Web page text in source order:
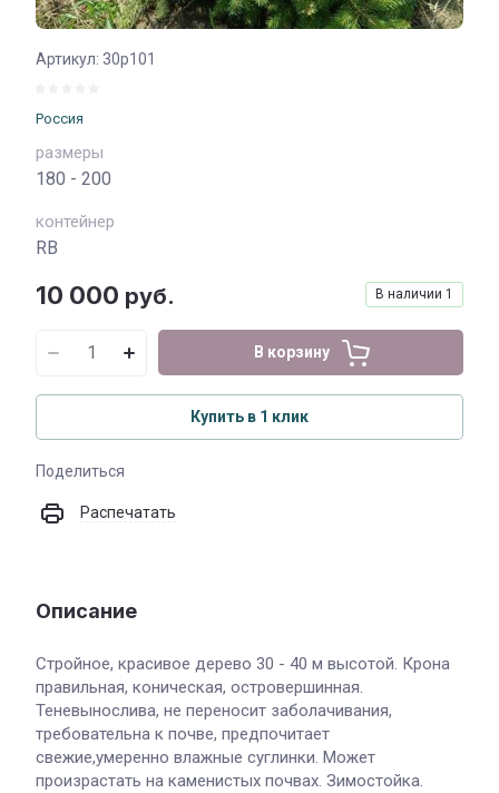
Артикул: 30р101
Россия
размеры
180 - 200
контейнер
RB
В наличии 1
10 000 руб.
В корзину
Купить в 1 клик
Поделиться
Распечатать
Описание
Стройное, красивое дерево 30 - 40 м высотой. Крона
правильная, коническая, островершинная.
Теневынослива, не переносит заболачивания,
требовательна к почве, предпочитает
свежие,умеренно влажные суглинки. Может
произрастать на каменистых почвах. Зимостойка.